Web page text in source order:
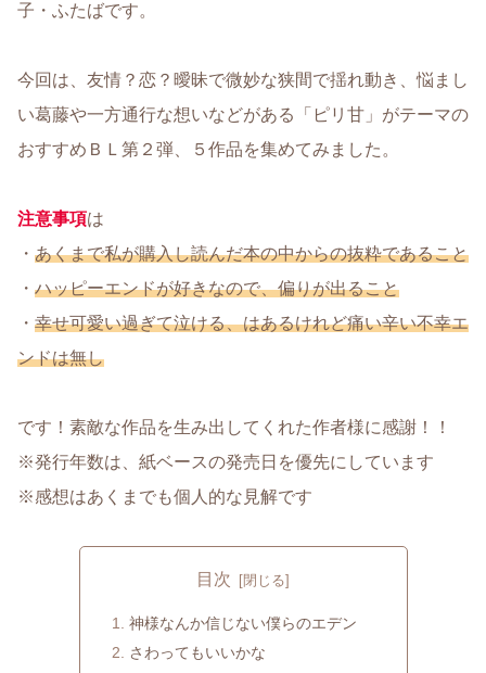
子・ふたばです。
今回は、友情？恋？曖昧で微妙な狭間で揺れ動き、悩まし
い葛藤や一方通行な想いなどがある「ピリ甘」がテーマの
おすすめＢＬ第２弾、５作品を集めてみました。
注意事項は
・ あくまで私が購入し読んだ本の中からの抜粋であること
・ ハッピーエンドが好きなので、偏りが出ること
・ 幸せ可愛い過ぎて泣ける、はあるけれど痛い辛い不幸エ
ンドは無し
です！素敵な作品を生み出してくれた作者様に感謝！！
※発行年数は、紙ベースの発売日を優先にしています
※感想はあくまでも個人的な見解です
目次
神様なんか信じない僕らのエデン
さわってもいいかな